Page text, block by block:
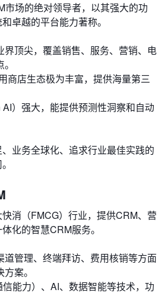
市场的绝对领导者，以其强大的功
卓越的平台能力著称。
界顶尖，覆盖销售、服务、营销、电
商店生态极为丰富，提供海量第三
）强大，能提供预测性洞察和自动
、业务全球化、追求行业最佳实践的
快消（FMCG）行业，提供CRM、营
化的智慧CRM服务。
道管理、终端拜访、费用核销等方面
案。
能力）、AI、数据智能等技术，功